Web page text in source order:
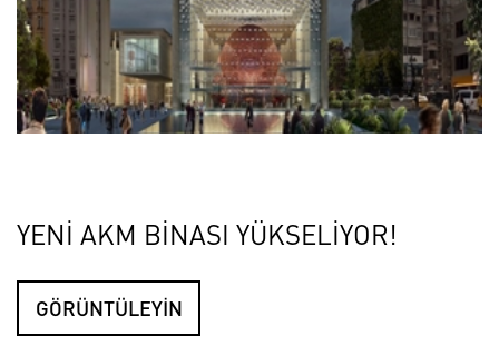
YENİ AKM BİNASI YÜKSELİYOR!
GÖRÜNTÜLEYİN